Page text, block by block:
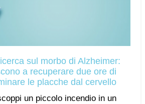
sul morbo di Alzheimer:
a recuperare due ore di
le placche dal cervello
un piccolo incendio in un